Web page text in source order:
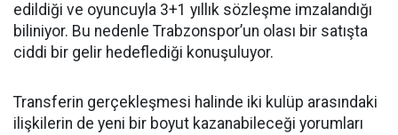
edildiği ve oyuncuyla 3+1 yıllık sözleşme imzalandığı
biliniyor. Bu nedenle Trabzonspor’un olası bir satışta
ciddi bir gelir hedeflediği konuşuluyor.
Transferin gerçekleşmesi halinde iki kulüp arasındaki
ilişkilerin de yeni bir boyut kazanabileceği yorumları